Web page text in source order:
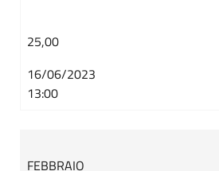
25,00
16/06/2023
13:00
FEBBRAIO